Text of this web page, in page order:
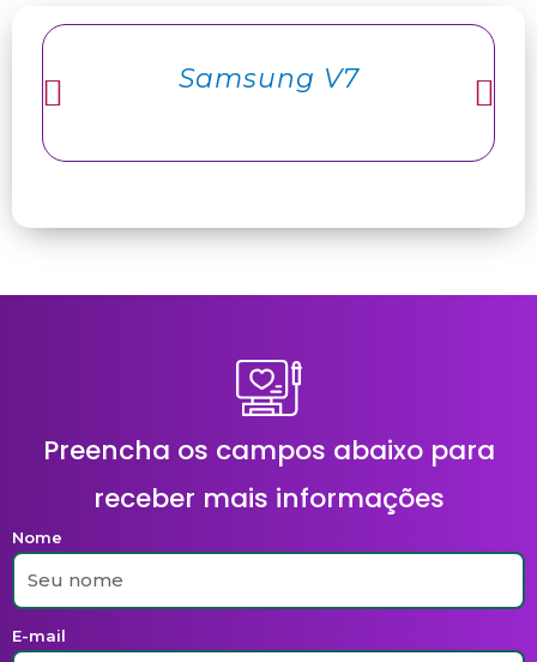
Samsung V7
Preencha os campos abaixo para
receber mais informações
Nome
E-mail